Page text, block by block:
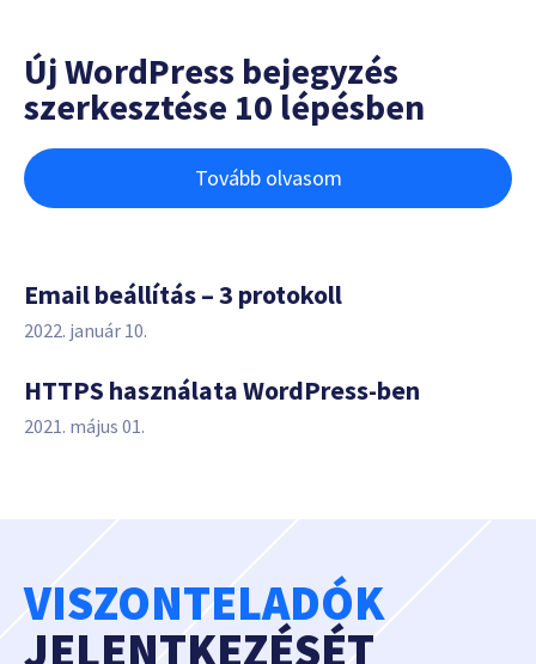
Új WordPress bejegyzés
szerkesztése 10 lépésben
Tovább olvasom
Email beállítás – 3 protokoll
2022. január 10.
HTTPS használata WordPress-ben
2021. május 01.
VISZONTELADÓK
JELENTKEZÉSÉT